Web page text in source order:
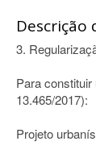
Descrição
3.
Para
13.465/2017):
Projeto